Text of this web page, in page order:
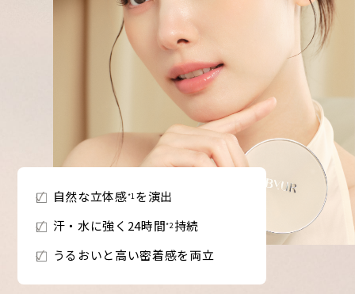
自然な立体感*1を演出
汗・水に強く24時間*2持続
うるおいと高い密着感を両立